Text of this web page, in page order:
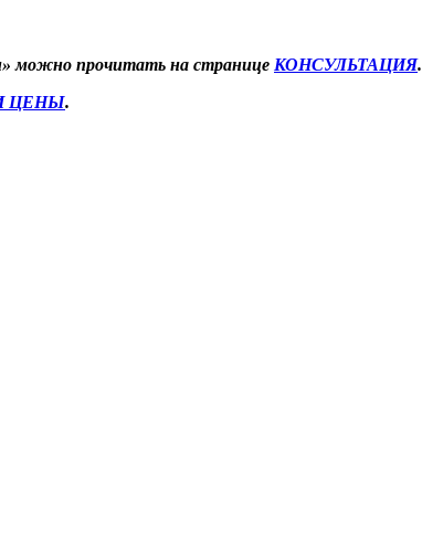
можно прочитать на странице КОНСУЛЬТАЦИЯ.
ЦЕНЫ.